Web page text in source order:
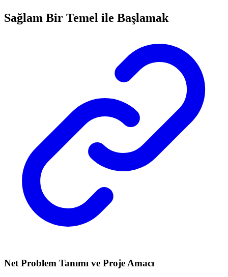
Sağlam Bir Temel ile Başlamak
Net Problem Tanımı ve Proje Amacı